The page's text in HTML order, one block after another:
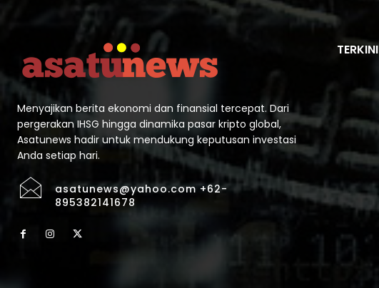
Menyajikan berita ekonomi dan finansial tercepat. Dari
pergerakan IHSG hingga dinamika pasar kripto global,
Asatunews hadir untuk mendukung keputusan investasi
Anda setiap hari.
asatunews@yahoo.com +62-
895382141678
TERKINI